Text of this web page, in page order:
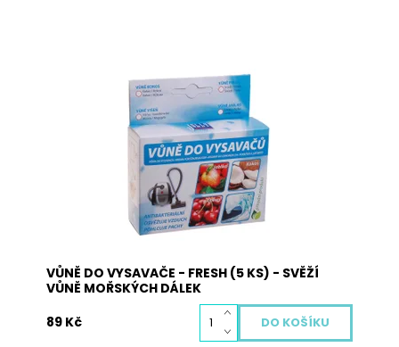
Vůně do vysavače je vyrobena z přírodních
materiálů a neobsahuje žádné nebezpečné
látky. Pohlcuje pachy, osvěžuje vzduch a plní
antibakteriální funkci. Použití: vysypte obsah
sáčků s vůní na podlahu a obsah vysajte. Při
zahřátí obsahu sáčku dojde k uvolnění...
Skladem
3018
VŮNĚ DO VYSAVAČE - FRESH (5 KS) - SVĚŽÍ
VŮNĚ MOŘSKÝCH DÁLEK
89 Kč